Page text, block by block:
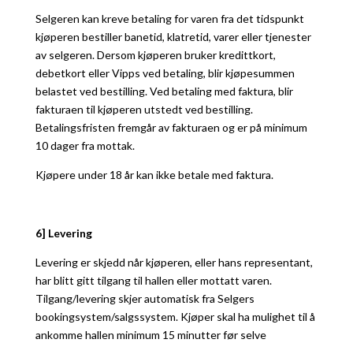
Selgeren kan kreve betaling for varen fra det tidspunkt
kjøperen bestiller banetid, klatretid, varer eller tjenester
av selgeren. Dersom kjøperen bruker kredittkort,
debetkort eller Vipps ved betaling, blir kjøpesummen
belastet ved bestilling. Ved betaling med faktura, blir
fakturaen til kjøperen utstedt ved bestilling.
Betalingsfristen fremgår av fakturaen og er på minimum
10 dager fra mottak.
Kjøpere under 18 år kan ikke betale med faktura.
6] Levering
Levering er skjedd når kjøperen, eller hans representant,
har blitt gitt tilgang til hallen eller mottatt varen.
Tilgang/levering skjer automatisk fra Selgers
bookingsystem/salgssystem. Kjøper skal ha mulighet til å
ankomme hallen minimum 15 minutter før selve